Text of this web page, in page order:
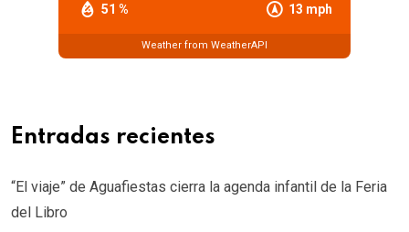
51 % 13 mph
Weather from WeatherAPI
Entradas recientes
“El viaje” de Aguafiestas cierra la agenda infantil de la Feria
del Libro